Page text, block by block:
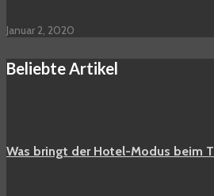
Januar 2, 2020
Beliebte Artikel
Was bringt der Hotel-Modus beim